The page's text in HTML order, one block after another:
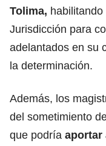
Tolima,
Jurisdicción para
adelantados en su
la determinación.
Además, los
del sometimiento
que podría aportar